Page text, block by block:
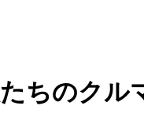
ちのク